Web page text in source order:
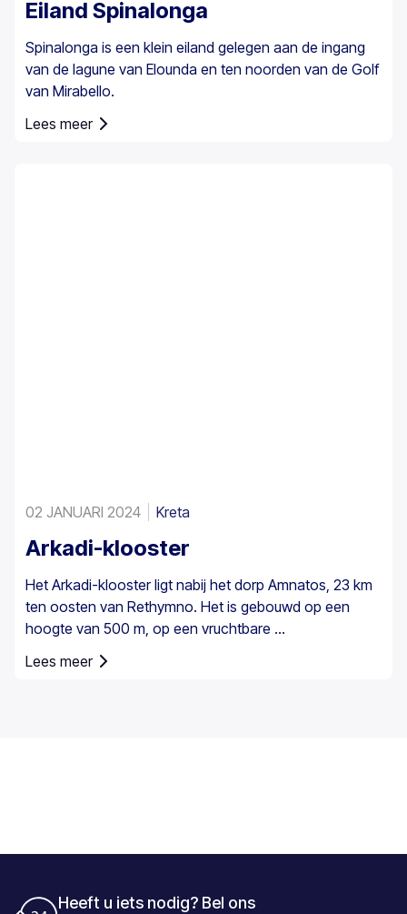
Eiland Spinalonga
Spinalonga is een klein eiland gelegen aan de ingang
van de lagune van Elounda en ten noorden van de Golf
van Mirabello.
Lees meer
02 JANUARI 2024 Kreta
Arkadi-klooster
Het Arkadi-klooster ligt nabij het dorp Amnatos, 23 km
ten oosten van Rethymno. Het is gebouwd op een
hoogte van 500 m, op een vruchtbare ...
Lees meer
Heeft u iets nodig? Bel ons